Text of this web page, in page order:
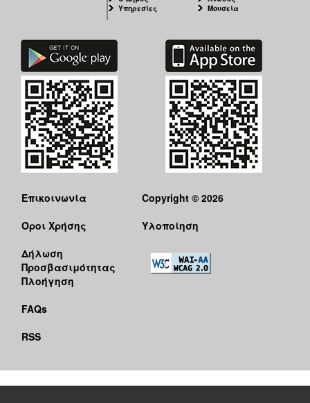
Υπηρεσίες
Μουσεία
Επικοινωνία
Όροι Χρήσης
Δήλωση
Προσβασιμότητας
Πλοήγηση
FAQs
RSS
Copyright © 2026
Υλοποίηση